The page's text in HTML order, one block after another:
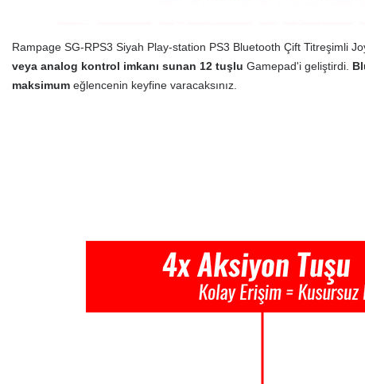
Rampage SG-RPS3 Siyah Play-station PS3 Bluetooth Çift Titreşimli
veya analog kontrol imkanı sunan 12 tuşlu Gamepad'i geliştirdi.
maksimum eğlencenin keyfine varacaksınız.